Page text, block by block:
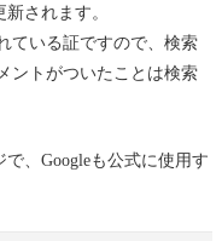
されます。
ている証ですので、検索
ントがついたことは検索
、Googleも公式に使用す